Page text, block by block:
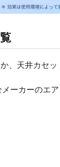
、天井カセ
メーカーのエ